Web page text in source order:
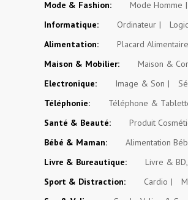
Mode & Fashion: Mode Homme
Informatique:
Ordinateur
Alimentation:
Placard Alimentaire
Maison & Mobilier:
Maison &
Electronique:
Image & Son
Téléphonie:
Téléphone &
Santé & Beauté:
Produit
Bébé & Maman:
Alimentation
Livre & Bureautique:
Livre &
Sport & Distraction:
Cardio